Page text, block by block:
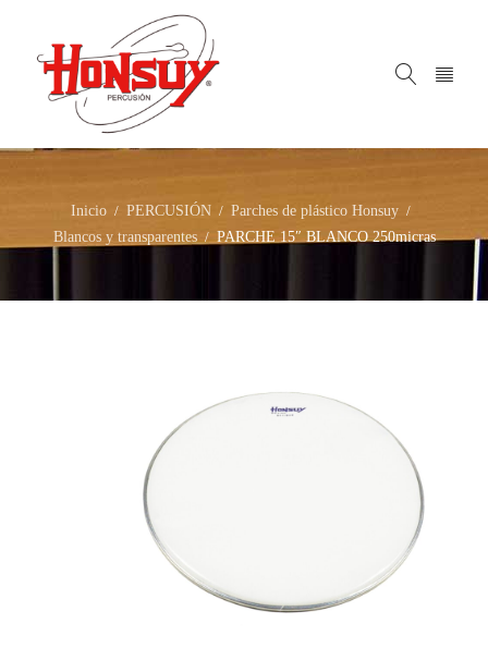
Inicio / PERCUSIÓN / Parches de plástico Honsuy /
Blancos y transparentes / PARCHE 15″ BLANCO 250micras